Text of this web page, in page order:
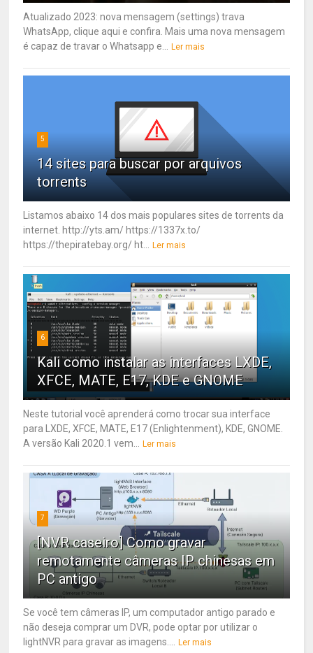
Atualizado 2023: nova mensagem (settings) trava
WhatsApp, clique aqui e confira. Mais uma nova mensagem
é capaz de travar o Whatsapp e...
Ler mais
5
14 sites para buscar por arquivos
torrents
Listamos abaixo 14 dos mais populares sites de torrents da
internet. http://yts.am/ https://1337x.to/
https://thepiratebay.org/ ht...
Ler mais
6
Kali como instalar as interfaces LXDE,
XFCE, MATE, E17, KDE e GNOME
Neste tutorial você aprenderá como trocar sua interface
para LXDE, XFCE, MATE, E17 (Enlightenment), KDE, GNOME.
A versão Kali 2020.1 vem...
Ler mais
7
[NVR caseiro] Como gravar
remotamente câmeras IP chinesas em
PC antigo
Se você tem câmeras IP, um computador antigo parado e
não deseja comprar um DVR, pode optar por utilizar o
lightNVR para gravar as imagens....
Ler mais